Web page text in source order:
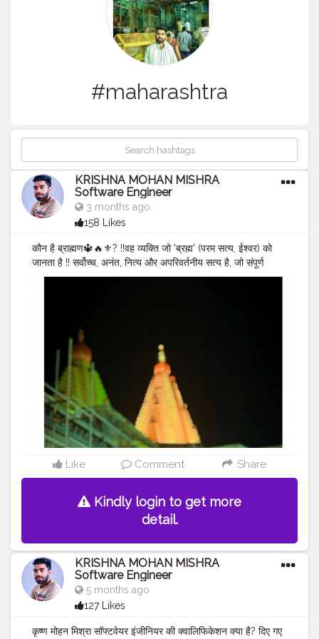
#maharashtra
KRISHNA MOHAN MISHRA
Software Engineer
3 months ago
158 Likes
कौन है ब्राह्मण🔱🔥⚜️? !!वह व्यक्ति जो 'ब्रह्म' (परम सत्य, ईश्वर) को
जानता है !! सर्वोच्च, अनंत, नित्य और अपरिवर्तनीय सत्य है, जो संपूर्ण
ब्रह्मांड का आधार, सृष्टिकर्ता, पालनकर्ता और संहारक है। यह निराकार,
MISHRA ✨ ❤️
ENGINEER#CELEBRITY #QUALITY
SOFTWARE ENGINEER
#SULTANPUR
#MOHIUDDINNAGAR
#BIHAR #INDIA
#pune #maharashtra
Like Comment Share
Kindly login to get more
detail.
KRISHNA MOHAN MISHRA
Software Engineer
5 months ago
127 Likes
कृष्ण मोहन मिश्रा सॉफ्टवेयर इंजीनियर की क्वालिफिकेशन क्या है? दिए गए